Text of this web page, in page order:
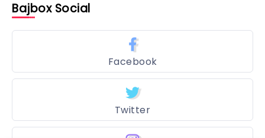
Bajbox Social
Facebook
Twitter